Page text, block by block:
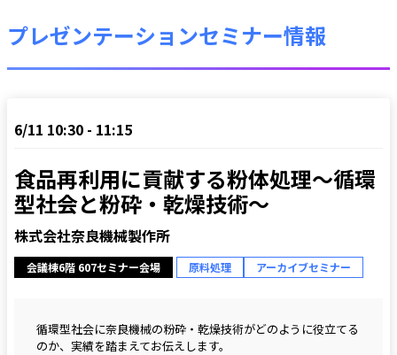
プレゼンテーションセミナー情報
6/11 10:30 - 11:15
食品再利用に貢献する粉体処理～循環
型社会と粉砕・乾燥技術～
株式会社奈良機械製作所
会議棟6階 607セミナー会場 原料処理 アーカイブセミナー
循環型社会に奈良機械の粉砕・乾燥技術がどのように役立てる
のか、実績を踏まえてお伝えします。